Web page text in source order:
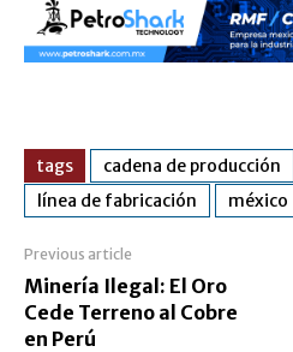
tags cadena de producción
línea de fabricación
méxico
Previous article
Minería Ilegal: El Oro
Cede Terreno al Cobre
en Perú